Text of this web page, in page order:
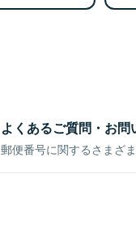
よくあるご質問・お問
郵便番号に関するさまざ